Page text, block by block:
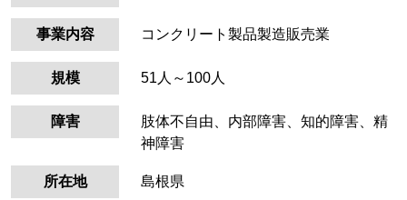
事業内容 コンクリート製品製造販売業
規模 51人～100人
障害
肢体不自由、内部障害、知的障害、精
神障害
所在地 島根県